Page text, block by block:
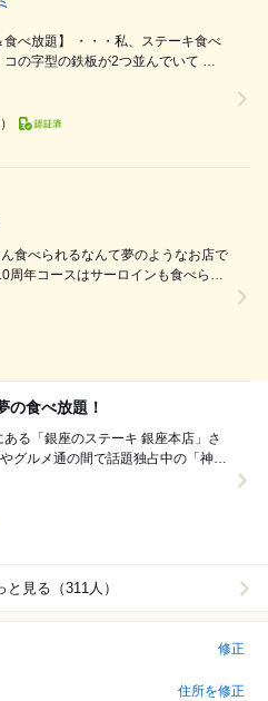
、ステーキ食べ
のポッシュ・フォアグラのガトー)
食べられるなんて夢のようなお店で
ダーできました。 しかし、
の食べ放題！
見る（311人）
修正
住所を修正